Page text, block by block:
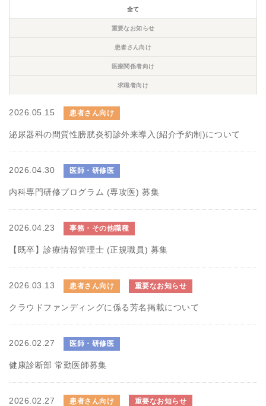
全て
重要なお知らせ
患者さん向け
医療関係者向け
求職者向け
2026.05.15 患者さん向け
泌尿器科の間質性膀胱炎初診外来導入(紹介予約制)について
2026.04.30 医師・研修医
内科専門研修プログラム (専攻医) 募集
2026.04.23 事務・その他職種
【既卒】診療情報管理士 (正規職員) 募集
2026.03.13 患者さん向け 重要なお知らせ
クラウドファンディングに係る芳名掲載について
2026.02.27 医師・研修医
健康診断部 常勤医師募集
2026.02.27 患者さん向け 重要なお知らせ